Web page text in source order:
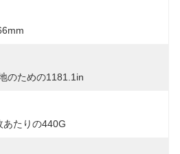
のための1181.1in
あたりの440G